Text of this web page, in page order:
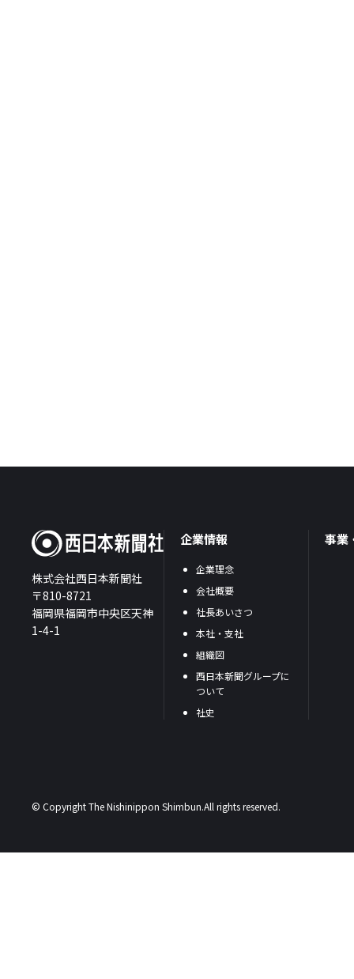
株式会社西日本新聞社
〒810-8721
福岡県福岡市中央区天神
1-4-1
企業情報
企業理念
会社概要
社長あいさつ
本社・支社
組織図
西日本新聞グループに
ついて
社史
事業
© Copyright The Nishinippon Shimbun.All rights reserved.